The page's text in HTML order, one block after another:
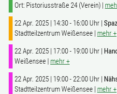
Ort: Pistoriusstraße 24 (Verein) |
22 Apr. 2025 | 14:30 - 16:00 Uhr |
Stadtteilzentrum Weißensee | mehr +
22 Apr. 2025 | 17:00 - 19:00 Uhr |
Weißensee | mehr +
22 Apr. 2025 | 19:00 - 22:00 Uhr |
Stadtteilzentrum Weißensee | mehr +